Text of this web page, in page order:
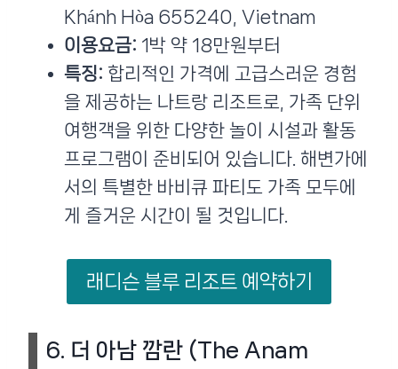
Khánh Hòa 655240, Vietnam
이용요금: 1박 약 18만원부터
특징: 합리적인 가격에 고급스러운 경험
을 제공하는 나트랑 리조트로, 가족 단위
여행객을 위한 다양한 놀이 시설과 활동
프로그램이 준비되어 있습니다. 해변가에
서의 특별한 바비큐 파티도 가족 모두에
게 즐거운 시간이 될 것입니다​.
래디슨 블루 리조트 예약하기
6. 더 아남 깜란 (The Anam